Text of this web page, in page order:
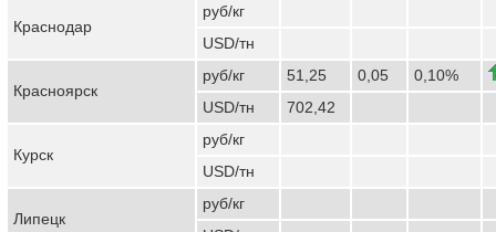
Краснодар
руб/кг
USD/тн
Красноярск
руб/кг 51,25 0,05
0,10%
USD/тн
702,42
Курск
руб/кг
USD/тн
Липецк
руб/кг